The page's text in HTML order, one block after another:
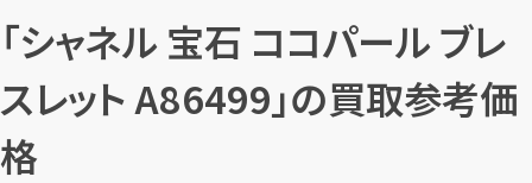
「シャネル 宝石 ココパール ブレ
スレット A86499」の買取参考価
格